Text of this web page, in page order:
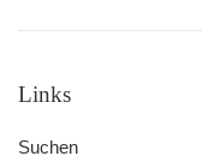
Links
Suchen